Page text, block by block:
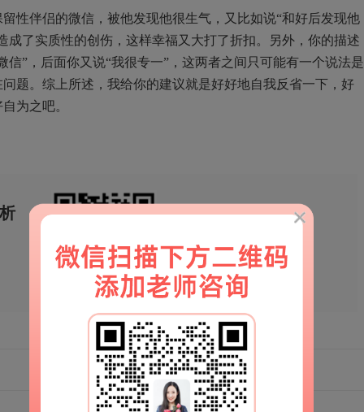
性伴侣的微信，被他发现他很生气，又比如说“和好后发现他
成了实质性的创伤，这样幸福又大打了折扣。另外，你的描述
”，后面你又说“我很专一”，这两者之间只可能有一个说法是
题。综上所述，我给你的建议就是好好地自我反省一下，好
为之吧。
移动端官网
解锁更多情感秘籍